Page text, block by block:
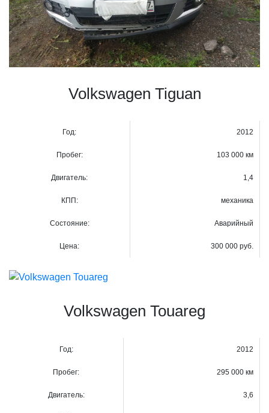
Volkswagen Tiguan
Год: 2012
Пробег: 103 000 км
Двигатель: 1,4
КПП: механика
Состояние: Аварийный
Цена: 300 000 руб.
Volkswagen Touareg
Год: 2012
Пробег: 295 000 км
Двигатель: 3,6